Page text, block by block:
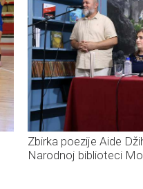
Zbirka poezije Aide
Narodnoj biblioteci